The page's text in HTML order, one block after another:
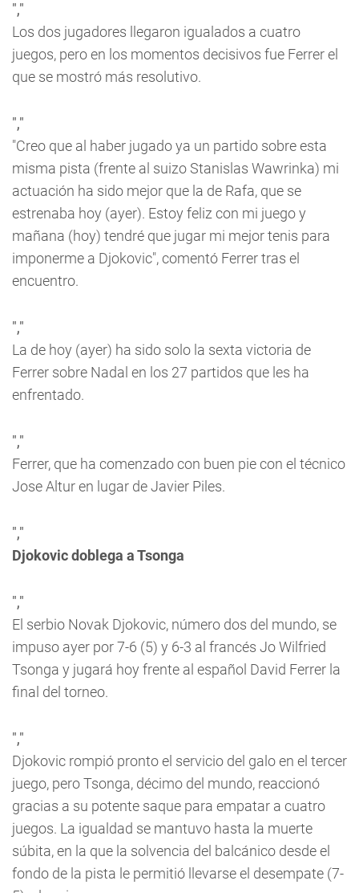
","
Los dos jugadores llegaron igualados a cuatro
juegos, pero en los momentos decisivos fue Ferrer el
que se mostró más resolutivo.
","
"Creo que al haber jugado ya un partido sobre esta
misma pista (frente al suizo Stanislas Wawrinka) mi
actuación ha sido mejor que la de Rafa, que se
estrenaba hoy (ayer). Estoy feliz con mi juego y
mañana (hoy) tendré que jugar mi mejor tenis para
imponerme a Djokovic", comentó Ferrer tras el
encuentro.
","
La de hoy (ayer) ha sido solo la sexta victoria de
Ferrer sobre Nadal en los 27 partidos que les ha
enfrentado.
","
Ferrer, que ha comenzado con buen pie con el técnico
Jose Altur en lugar de Javier Piles.
","
Djokovic doblega a Tsonga
","
El serbio Novak Djokovic, número dos del mundo, se
impuso ayer por 7-6 (5) y 6-3 al francés Jo Wilfried
Tsonga y jugará hoy frente al español David Ferrer la
final del torneo.
","
Djokovic rompió pronto el servicio del galo en el tercer
juego, pero Tsonga, décimo del mundo, reaccionó
gracias a su potente saque para empatar a cuatro
juegos. La igualdad se mantuvo hasta la muerte
súbita, en la que la solvencia del balcánico desde el
fondo de la pista le permitió llevarse el desempate (7-